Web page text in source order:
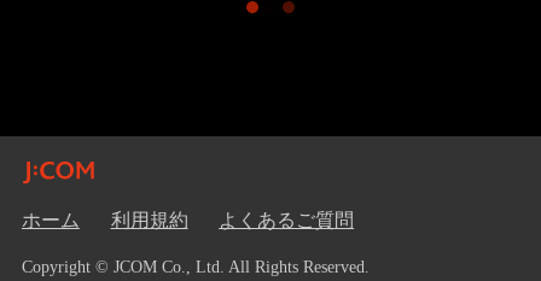
ホーム 利用規約 よくあるご質問
Copyright © JCOM Co., Ltd. All Rights Reserved.